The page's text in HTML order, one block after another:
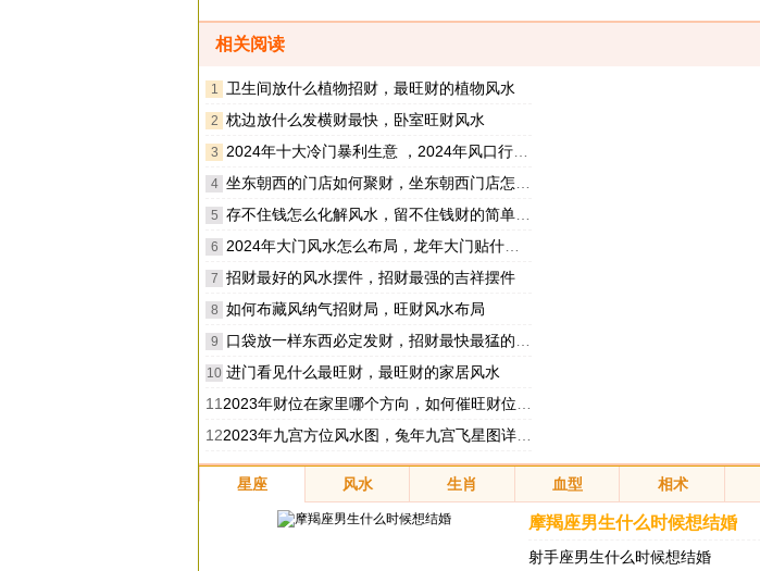
相关阅读
1 卫生间放什么植物招财，最旺财的植物风水
2 枕边放什么发横财最快，卧室旺财风水
3 2024年十大冷门暴利生意 ，2024年风口行业有哪些
4 坐东朝西的门店如何聚财，坐东朝西门店怎么旺财运风水方法
5 存不住钱怎么化解风水，留不住钱财的简单化解方法
6 2024年大门风水怎么布局，龙年大门贴什么旺家宅
7 招财最好的风水摆件，招财最强的吉祥摆件
8 如何布藏风纳气招财局，旺财风水布局
9 口袋放一样东西必定发财，招财最快最猛的方法
10 进门看见什么最旺财，最旺财的家居风水
11 2023年财位在家里哪个方向，如何催旺财位风水
122023年九宫方位风水图，兔年九宫飞星图详解和化解
星座 风水 生肖 血型 相术
摩羯座男生什么时候想结婚
射手座男生什么时候想结婚